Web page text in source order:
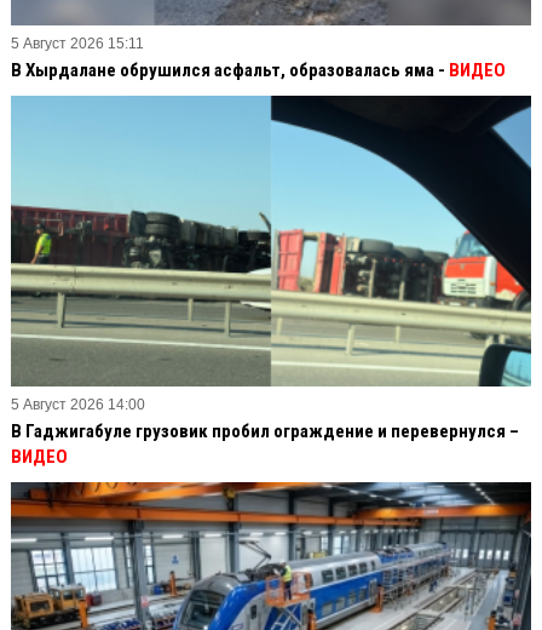
5 Август 2026 15:11
В Хырдалане обрушился асфальт, образовалась яма - ВИДЕО
5 Август 2026 14:00
В Гаджигабуле грузовик пробил ограждение и перевернулся –
ВИДЕО